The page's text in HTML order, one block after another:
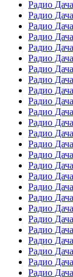
Радио
Радио
Радио
Радио
Радио
Радио
Радио
Радио
Радио
Радио
Радио
Радио
Радио
Радио
Радио
Радио
Радио
Радио
Радио
Радио
Радио
Радио
Радио
Радио
Радио
Радио